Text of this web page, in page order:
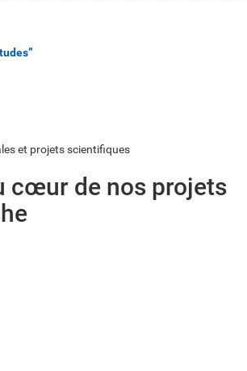
et projets scientifiques
cœur de nos projets